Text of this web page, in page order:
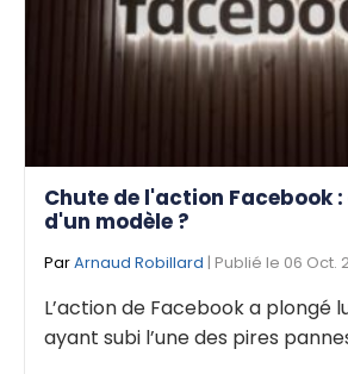
Chute de l'action Facebook
d'un modèle ?
ParArnaud Robillard | Publié le 06 Oct.
L’action de Facebook a plongé
ayant subi l’une des pires